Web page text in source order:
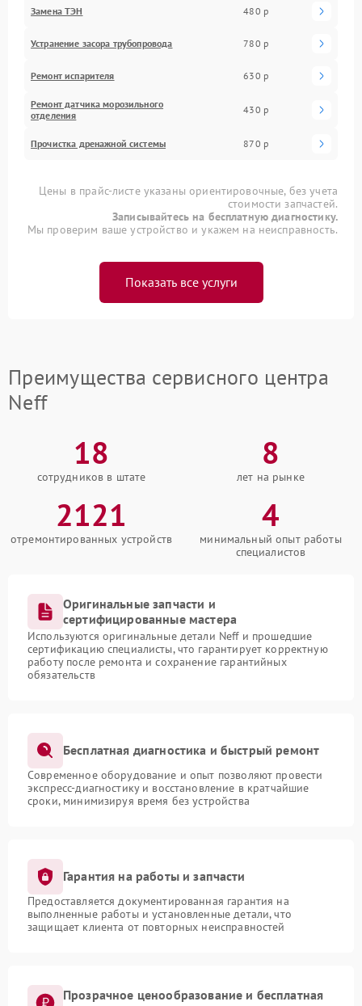
Замена ТЭН 480 р
Устранение засора трубопровода 780 р
Ремонт испарителя 630 р
Ремонт датчика морозильного
отделения
430 р
Прочистка дренажной системы 870 р
Цены в прайс-листе указаны ориентировочные, без учета
стоимости запчастей.
Записывайтесь на бесплатную диагностику.
Мы проверим ваше устройство и укажем на неисправность.
Показать все услуги
Преимущества сервисного центра
Neff
18
сотрудников в штате
8
лет на рынке
2121
отремонтированных устройств
4
минимальный опыт работы
специалистов
Оригинальные запчасти и
сертифицированные мастера
Используются оригинальные детали Neff и прошедшие
сертификацию специалисты, что гарантирует корректную
работу после ремонта и сохранение гарантийных
обязательств
Бесплатная диагностика и быстрый ремонт
Современное оборудование и опыт позволяют провести
экспресс-диагностику и восстановление в кратчайшие
сроки, минимизируя время без устройства
Гарантия на работы и запчасти
Предоставляется документированная гарантия на
выполненные работы и установленные детали, что
защищает клиента от повторных неисправностей
Прозрачное ценообразование и бесплатная